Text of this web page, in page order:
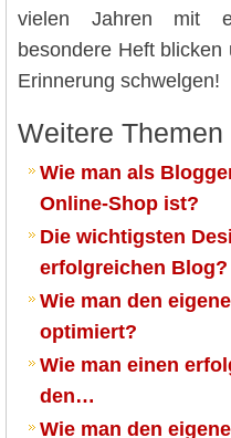
vielen Jahren mit
besondere Heft
Erinnerung schwelgen!
Weitere Themen
Wie man als
Online-Shop ist?
Die wichtigsten
erfolgreichen Blog?
Wie man den
optimiert?
Wie man einen
den…
Wie man den